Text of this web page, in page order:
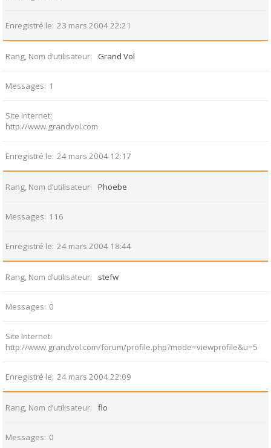
Enregistré le 23 mars 2004 22:21
Rang, Nom d’utilisateur Grand Vol
Messages 1
Site Internet
http://www.grandvol.com
Enregistré le 24 mars 2004 12:17
Rang, Nom d’utilisateur Phoebe
Messages 116
Enregistré le 24 mars 2004 18:44
Rang, Nom d’utilisateur stefw
Messages 0
Site Internet
http://www.grandvol.com/forum/profile.php?mode=viewprofile&u=5
Enregistré le 24 mars 2004 22:09
Rang, Nom d’utilisateur flo
Messages 0